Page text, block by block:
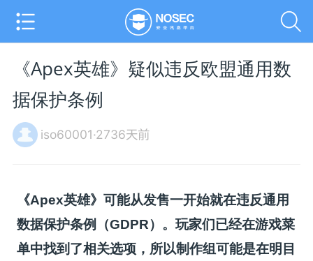
《Apex英雄》疑似违反欧盟通用数
据保护条例
iso60001·2736天前
《Apex英雄》可能从发售一开始就在违反通用
数据保护条例（GDPR）。玩家们已经在游戏菜
单中找到了相关选项，所以制作组可能是在明目